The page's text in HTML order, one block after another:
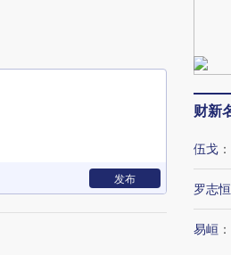
发布
财新
伍戈 ：
罗志恒
易峘 ：